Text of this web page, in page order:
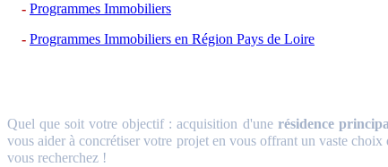
Programmes Immobiliers
Programmes Immobiliers en Région Pays de Loire
Quel que soit votre objectif : acquisition d'une résidence
vous aider à concrétiser votre projet en vous offrant un vaste
vous recherchez !